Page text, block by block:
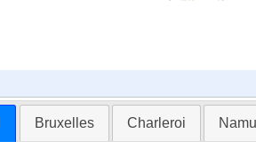
Bruxelles Charleroi